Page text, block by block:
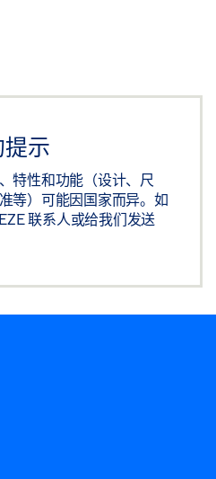
示
特性和功能（设计、尺
等）可能因国家而异。如
联系人或给我们发送